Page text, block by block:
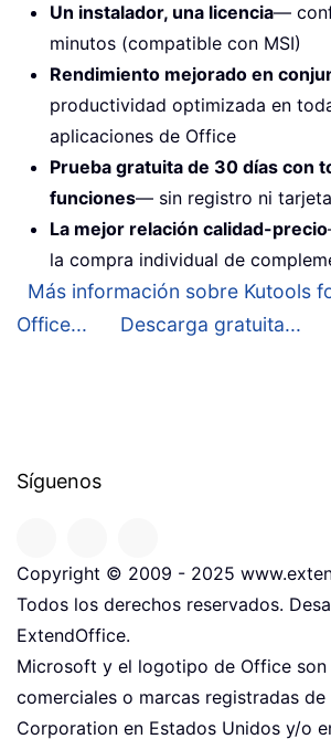
Un instalador, una licencia—
minutos (compatible con MSI)
Rendimiento mejorado en
productividad optimizada en
aplicaciones de Office
Prueba gratuita de 30 días con
funciones— sin registro ni
La mejor relación calidad-precio
la compra individual de
Más información sobre Kutools
Office...
Descarga gratuita...
Síguenos
Copyright © 2009 - 2025
Todos los derechos reservados.
ExtendOffice.
Microsoft y el logotipo de Office son
comerciales o marcas registradas
Corporation en Estados Unidos y/o